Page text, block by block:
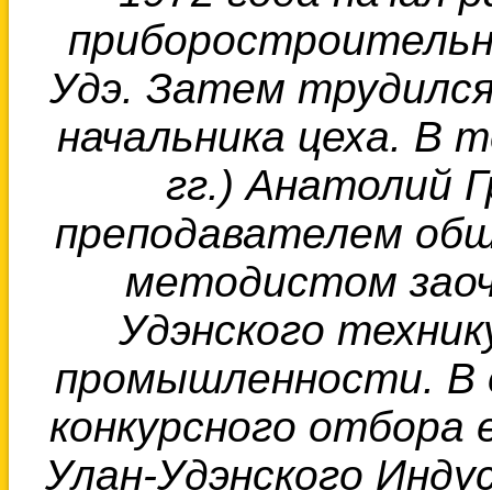
Удэ. Затем
начальника цеха. В
гг.) Анатолий
преподавателем
методистом
Удэнского
промышленности. В
конкурсного отбора
Улан-Удэнского